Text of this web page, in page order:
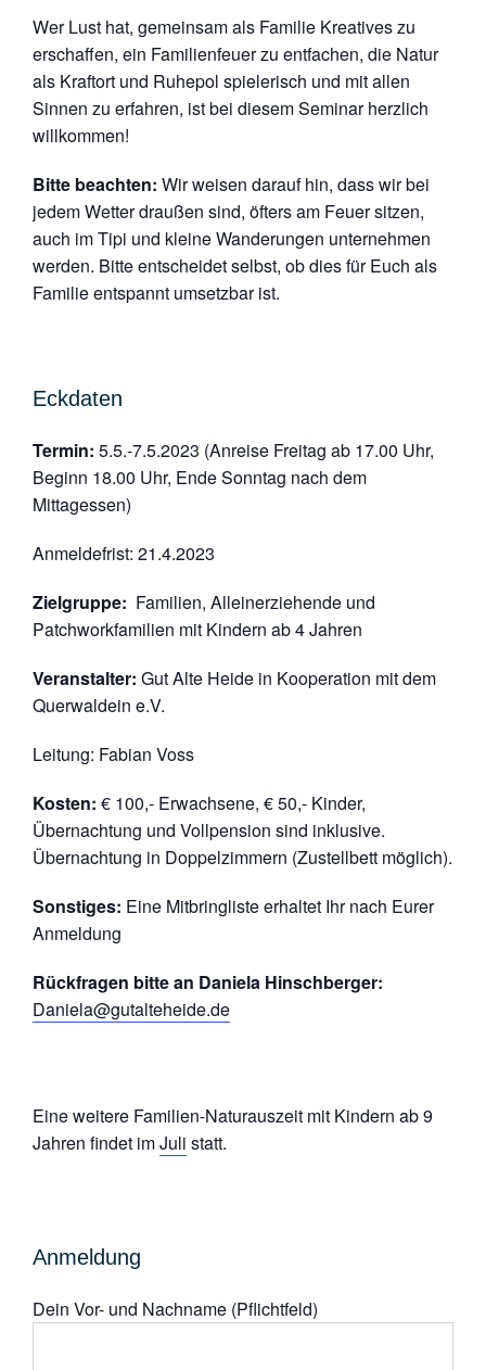
Wer Lust hat, gemeinsam als Familie Kreatives zu
erschaffen, ein Familienfeuer zu entfachen, die Natur
als Kraftort und Ruhepol spielerisch und mit allen
Sinnen zu erfahren, ist bei diesem Seminar herzlich
willkommen!
Bitte beachten: Wir weisen darauf hin, dass wir bei
jedem Wetter draußen sind, öfters am Feuer sitzen,
auch im Tipi und kleine Wanderungen unternehmen
werden. Bitte entscheidet selbst, ob dies für Euch als
Familie entspannt umsetzbar ist.
Eckdaten
Termin: 5.5.-7.5.2023 (Anreise Freitag ab 17.00 Uhr,
Beginn 18.00 Uhr, Ende Sonntag nach dem
Mittagessen)
Anmeldefrist: 21.4.2023
Zielgruppe: Familien, Alleinerziehende und
Patchworkfamilien mit Kindern ab 4 Jahren
Veranstalter: Gut Alte Heide in Kooperation mit dem
Querwaldein e.V.
Leitung: Fabian Voss
Kosten: € 100,- Erwachsene, € 50,- Kinder,
Übernachtung und Vollpension sind inklusive.
Übernachtung in Doppelzimmern (Zustellbett möglich).
Sonstiges: Eine Mitbringliste erhaltet Ihr nach Eurer
Anmeldung
Rückfragen bitte an Daniela Hinschberger:
Daniela@gutalteheide.de
Eine weitere Familien-Naturauszeit mit Kindern ab 9
Jahren findet imJuli statt.
Anmeldung
Dein Vor- und Nachname (Pflichtfeld)